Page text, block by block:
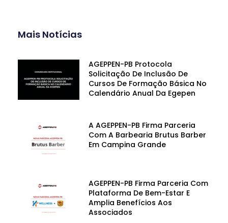
Mais Notícias
AGEPPEN-PB Protocola
Solicitação De Inclusão De
Cursos De Formação Básica No
Calendário Anual Da Egepen
A AGEPPEN-PB Firma Parceria
Com A Barbearia Brutus Barber
Em Campina Grande
AGEPPEN-PB Firma Parceria Com
Plataforma De Bem-Estar E
Amplia Benefícios Aos
Associados